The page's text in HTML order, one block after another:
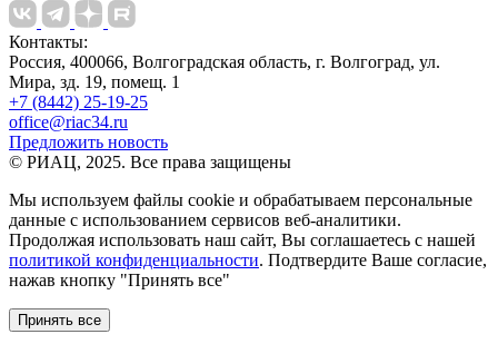
Контакты:
Россия, 400066, Волгоградская область, г. Волгоград, ул.
Мира, зд. 19, помещ. 1
+7 (8442) 25-19-25
office@riac34.ru
Предложить новость
© РИАЦ, 2025. Все права защищены
Мы используем файлы сookie и обрабатываем персональные
данные с использованием сервисов веб-аналитики.
Продолжая использовать наш сайт, Вы соглашаетесь с нашей
политикой конфиденциальности. Подтвердите Ваше согласие,
нажав кнопку "Принять все"
Принять все